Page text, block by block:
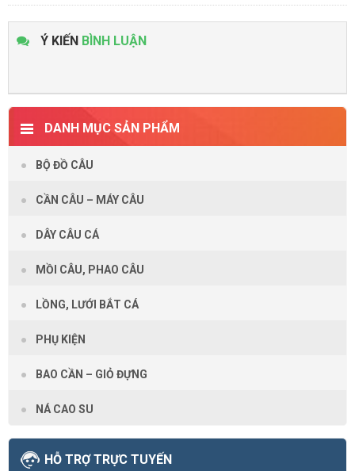
Ý KIẾN BÌNH LUẬN
DANH MỤC SẢN PHẨM
BỘ ĐỒ CÂU
CẦN CÂU – MÁY CÂU
DÂY CÂU CÁ
MỒI CÂU, PHAO CÂU
LỒNG, LƯỚI BẮT CÁ
PHỤ KIỆN
BAO CẦN – GIỎ ĐỰNG
NÁ CAO SU
HỖ TRỢ TRỰC TUYẾN